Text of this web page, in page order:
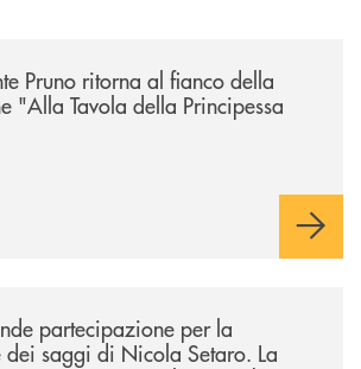
Pruno ritorna al fianco della
"Alla Tavola della Principessa
partecipazione per la
dei saggi di Nicola Setaro. La